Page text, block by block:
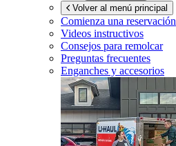
Volver al menú principal
Comienza una reservación
Videos instructivos
Consejos para remolcar
Preguntas frecuentes
Enganches y accesorios